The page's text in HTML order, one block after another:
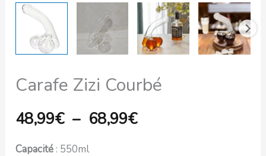
Carafe Zizi Courbé
48,99€ – 68,99€
Capacité 550ml